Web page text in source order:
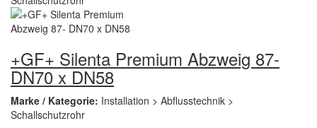
+GF+ Silenta Premium Abzweig 87-
DN70 x DN58
Marke / Kategorie: Installation > Abflusstechnik >
Schallschutzrohr